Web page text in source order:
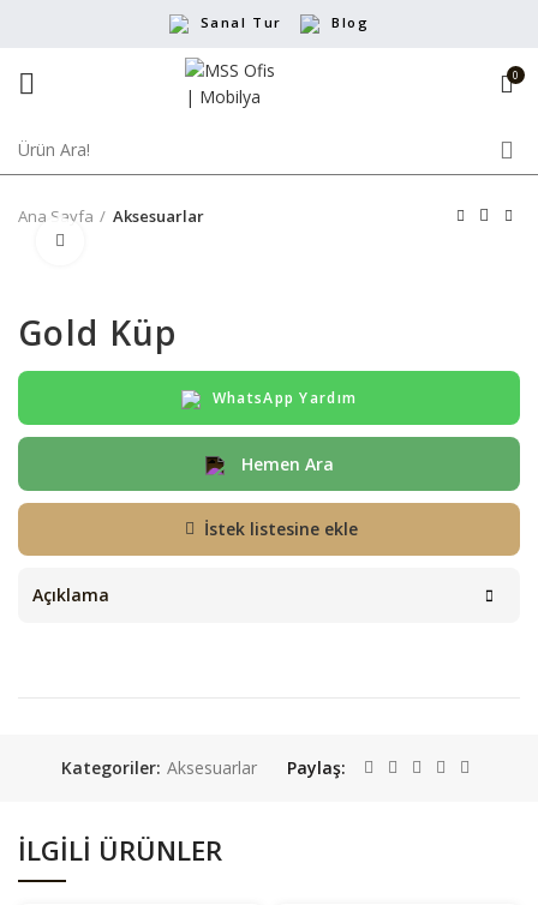
Sanal Tur Blog
0
Ana Sayfa
Aksesuarlar
Gold Küp
WhatsApp Yardım
Hemen Ara
İstek listesine ekle
Açıklama
Kategoriler: Aksesuarlar Paylaş
İLGILI ÜRÜNLER